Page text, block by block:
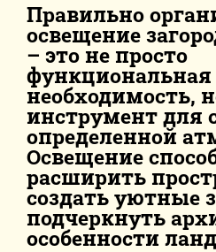
Правильно
освещение
– это не просто
функциональная
необходимость,
инструмент для
определенной
Освещение
расширить
создать уютные
подчеркнуть
особенности